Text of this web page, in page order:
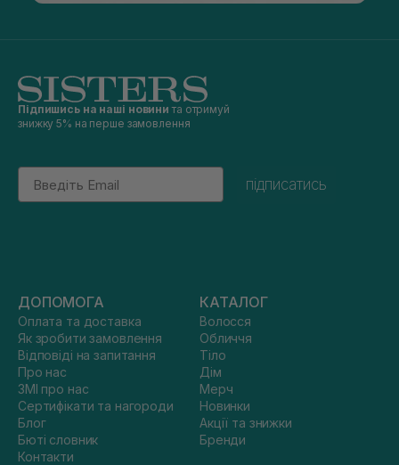
Підпишись на наші новини та отримуй
знижку 5% на перше замовлення
Email
підписатись
ДОПОМОГА
Оплата та доставка
Як зробити замовлення
Відповіді на запитання
Про нас
ЗМІ про нас
Сертифікати та нагороди
Блог
Бюті словник
Контакти
КАТАЛОГ
Волосся
Обличчя
Тіло
Дім
Мерч
Новинки
Акції та знижки
Бренди